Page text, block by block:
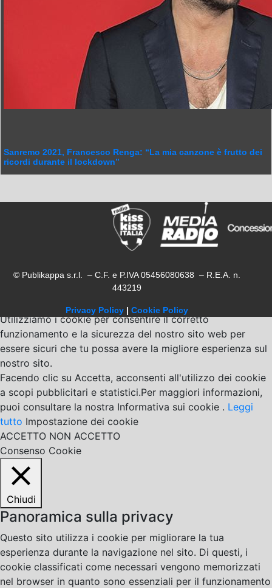
Sanremo 2021, Francesco Renga: “La mia canzone è frutto dei
ricordi durante il lockdown”
© Publikappa s.r.l. – C.F. e P.IVA 05456080638 – R.E.A. n.
443219
Privacy Policy | Cookie Policy
Utilizziamo i cookie per consentire il corretto
funzionamento e la sicurezza del nostro sito web per
essere sicuri che tu possa avere la migliore esperienza sul
nostro sito.
Facendo clic su Accetta, acconsenti all'utilizzo dei cookie
a scopi pubblicitari e statistici.Per maggiori informazioni,
puoi consultare la nostra Informativa sui cookie . Leggi
tutto Impostazione dei cookie
ACCETTO NON ACCETTO
Consenso Cookie
Chiudi
Panoramica sulla privacy
Questo sito utilizza i cookie per migliorare la tua
esperienza durante la navigazione nel sito. Di questi, i
cookie classificati come necessari vengono memorizzati
nel browser in quanto sono essenziali per il funzionamento